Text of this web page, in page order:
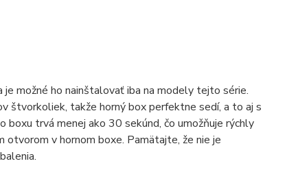
možné ho nainštalovať iba na modely tejto série.
štvorkoliek, takže horný box perfektne sedí, a to aj s
trvá menej ako 30 sekúnd, čo umožňuje rýchly
v hornom boxe. Pamätajte, že nie je